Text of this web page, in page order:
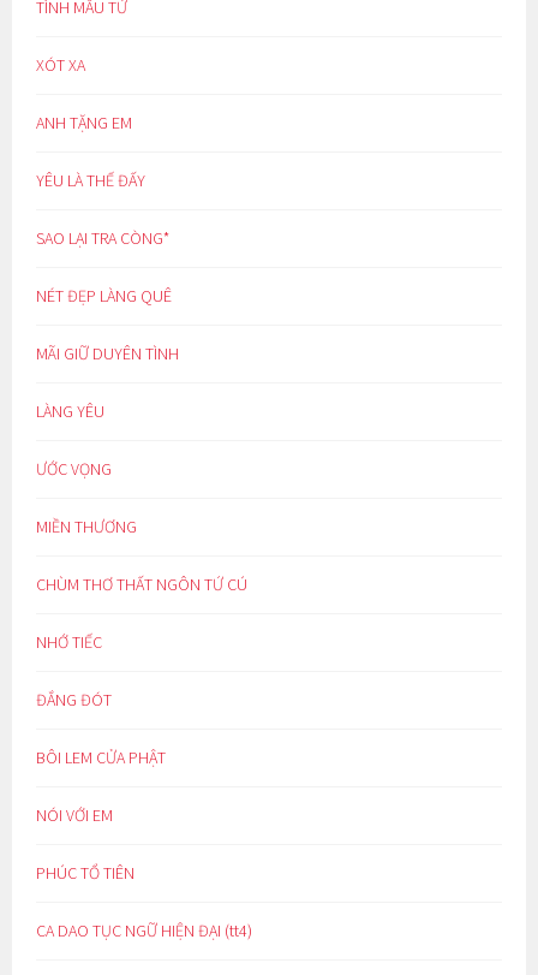
TÌNH MẪU TỬ
XÓT XA
ANH TẶNG EM
YÊU LÀ THẾ ĐẤY
SAO LẠI TRA CÒNG*
NÉT ĐẸP LÀNG QUÊ
MÃI GIỮ DUYÊN TÌNH
LÀNG YÊU
ƯỚC VỌNG
MIỀN THƯƠNG
CHÙM THƠ THẤT NGÔN TỨ CÚ
NHỚ TIẾC
ĐẮNG ĐÓT
BÔI LEM CỬA PHẬT
NÓI VỚI EM
PHÚC TỔ TIÊN
CA DAO TỤC NGỮ HIỆN ĐẠI (tt4)